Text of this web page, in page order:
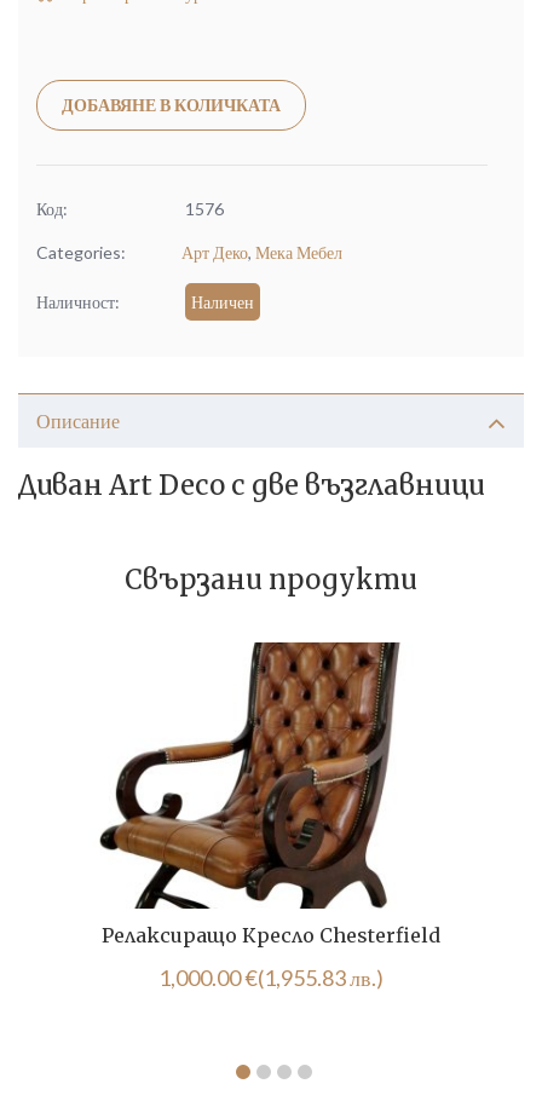
ДОБАВЯНЕ В КОЛИЧКАТА
Код: 1576
Categories: Арт Деко, Мека Мебел
Наличност: Наличен
Описание
Диван Art Deco с две възглавници
Свързани продукти
Релаксиращо Кресло Chesterfield
1,000.00€(1,955.83 лв.)